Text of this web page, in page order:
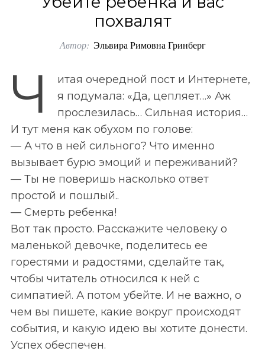
похвалят
Автор: Эльвира Римовна Гринберг
Ч
итая очередной пост и Интернете,
я подумала: «Да, цепляет…» Аж
прослезилась… Сильная история…
И тут меня как обухом по голове:
— А что в ней сильного? Что именно
вызывает бурю эмоций и переживаний?
— Ты не поверишь насколько ответ
простой и пошлый..
— Смерть ребенка!
Вот так просто. Расскажите человеку о
маленькой девочке, поделитесь ее
горестями и радостями, сделайте так,
чтобы читатель относился к ней с
симпатией. А потом убейте. И не важно, о
чем вы пишете, какие вокруг происходят
события, и какую идею вы хотите донести.
Успех обеспечен.